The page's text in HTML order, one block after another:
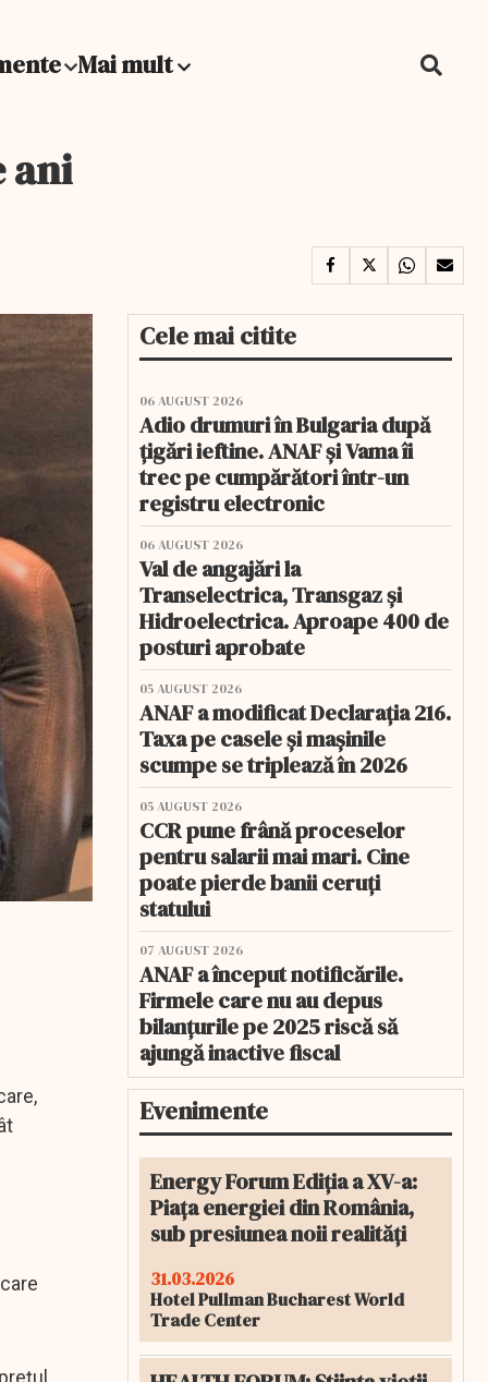
Mai mult
ani
Cele mai citite
06 AUGUST 2026
Adio drumuri în Bulgaria după
țigări ieftine. ANAF și Vama îi
trec pe cumpărători într-un
registru electronic
06 AUGUST 2026
Val de angajări la
Transelectrica, Transgaz și
Hidroelectrica. Aproape 400 de
posturi aprobate
05 AUGUST 2026
ANAF a modificat Declarația 216.
Taxa pe casele și mașinile
scumpe se triplează în 2026
05 AUGUST 2026
CCR pune frână proceselor
pentru salarii mai mari. Cine
poate pierde banii ceruți
statului
07 AUGUST 2026
ANAF a început notificările.
Firmele care nu au depus
bilanțurile pe 2025 riscă să
ajungă inactive fiscal
Evenimente
Energy Forum Ediția a XV-a:
Piața energiei din România,
sub presiunea noii realități
31.03.2026
Hotel Pullman Bucharest World
Trade Center